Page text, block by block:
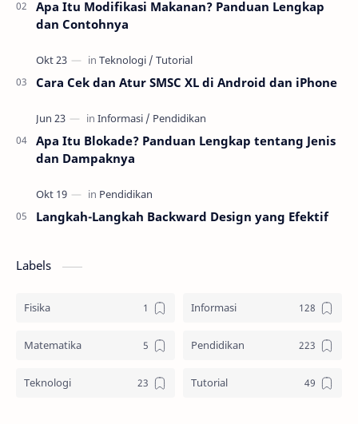
Apa Itu Modifikasi Makanan? Panduan Lengkap
dan Contohnya
Cara Cek dan Atur SMSC XL di Android dan iPhone
Apa Itu Blokade? Panduan Lengkap tentang Jenis
dan Dampaknya
Langkah-Langkah Backward Design yang Efektif
Labels
Fisika Informasi
Matematika Pendidikan
Teknologi Tutorial